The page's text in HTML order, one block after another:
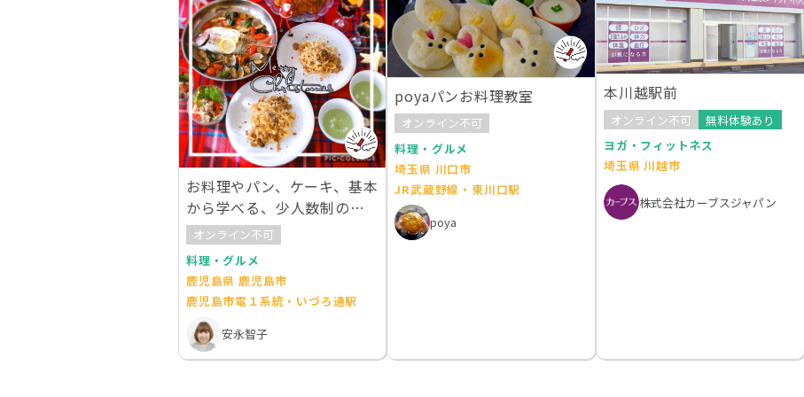
お料理やパン、ケーキ、基本
から学べる、少人数制の手
作り教室です。
オンライン不可
料理・グルメ
鹿児島県 鹿児島市
鹿児島市電１系統・いづろ通駅
安永智子
poyaパンお料理教室
オンライン不可
料理・グルメ
埼玉県 川口市
JR武蔵野線・東川口駅
poya
本川越駅前
オンライン不可
無料体験あり
ヨガ・フィットネス
埼玉県 川越市
株式会社カーブスジャパン